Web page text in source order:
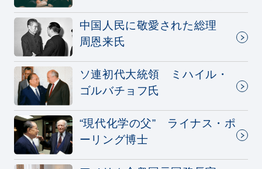
中国人民に敬愛された総理
周恩来氏
ソ連初代大統領 ミハイル・
ゴルバチョフ氏
“現代化学の父” ライナス・ポ
ーリング博士